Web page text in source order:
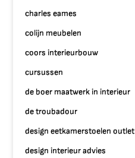
charles eames
colijn meubelen
coors interieurbouw
cursussen
de boer maatwerk in interieur
de troubadour
design eetkamerstoelen outlet
design interieur advies